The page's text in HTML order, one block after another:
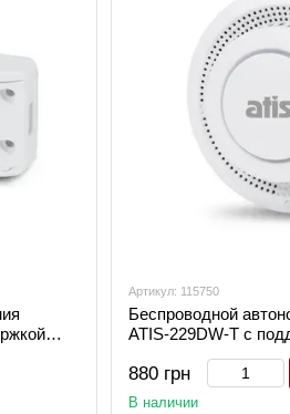
Артикул: 115750
Беспроводной
ATIS-229DW-T с
880 грн
В наличии